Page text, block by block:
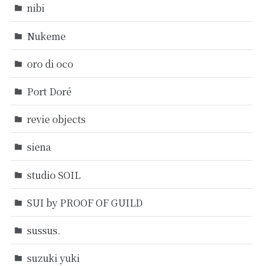
nibi
Nukeme
oro di oco
Port Doré
revie objects
siena
studio SOIL
SUI by PROOF OF GUILD
sussus.
suzuki yuki